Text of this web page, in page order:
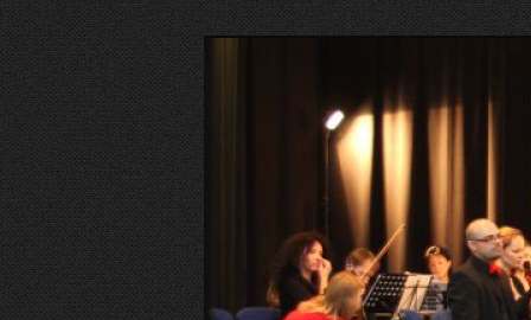
Przeskocz
do
tekstu
Orkiestra